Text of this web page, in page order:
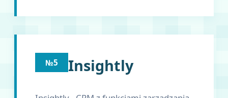
№5 Insightly